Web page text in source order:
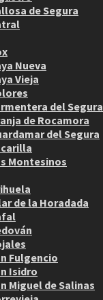
de Segura
Nueva
Vieja
del Segura
de Rocamora
del Segura
Montesinos
de la Horadada
Fulgencio
Isidro
Miguel de Salinas